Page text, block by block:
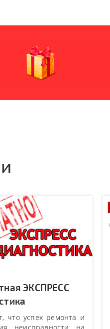
ЭКСПРЕСС
что успех ремонта и